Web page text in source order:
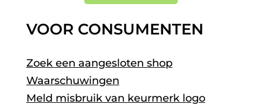
VOOR CONSUMENTEN
Zoek een aangesloten shop
Waarschuwingen
Meld misbruik van keurmerk logo